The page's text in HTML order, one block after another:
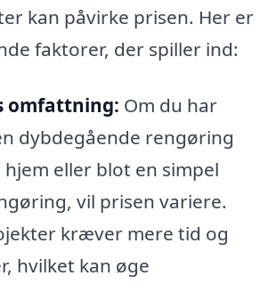
kan påvirke prisen. Her er
faktorer, der spiller ind:
omfattning: Om du har
dybdegående rengøring
eller blot en simpel
vil prisen variere.
kræver mere tid og
hvilket kan øge